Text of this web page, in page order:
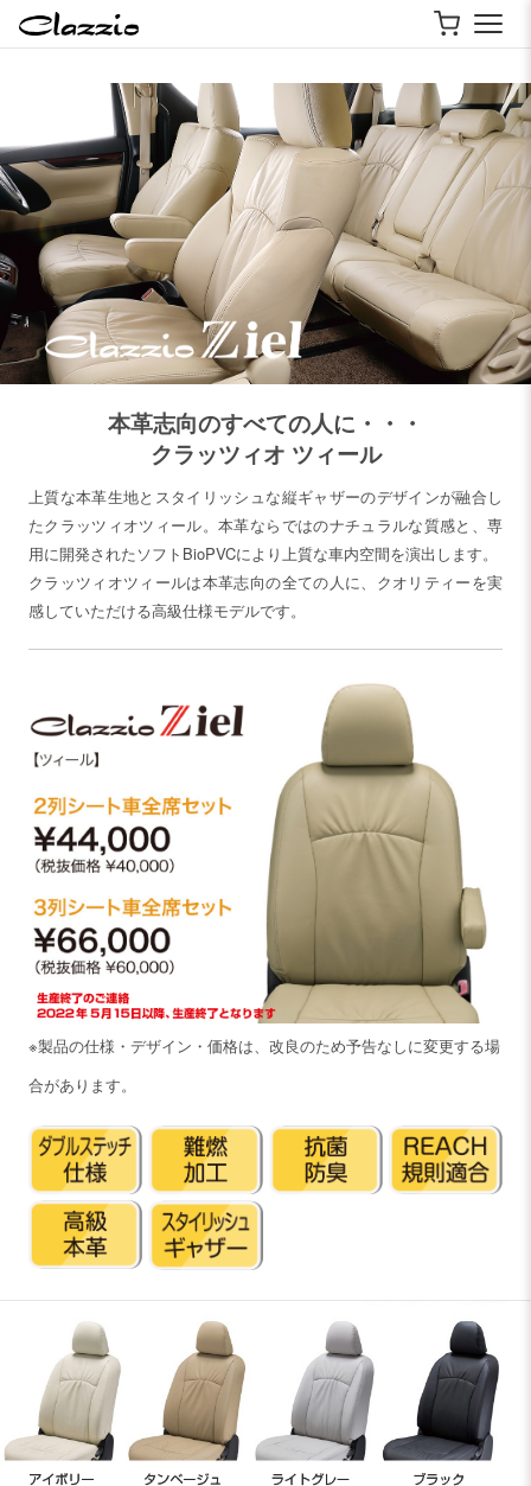
本革志向のすべての人に・・・
クラッツィオ ツィール
上質な本革生地とスタイリッシュな縦ギャザーのデザインが融合し
たクラッツィオツィール。本革ならではのナチュラルな質感と、専
用に開発されたソフトBioPVCにより上質な車内空間を演出します。
クラッツィオツィールは本革志向の全ての人に、クオリティーを実
感していただける高級仕様モデルです。
※製品の仕様・デザイン・価格は、改良のため予告なしに変更する場
合があります。